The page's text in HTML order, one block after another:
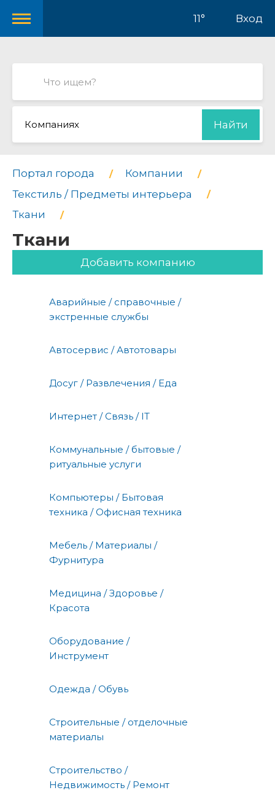
11° Вход
Компаниях Найти
Портал города
Компании
Текстиль / Предметы интерьера
Ткани
Ткани
Добавить компанию
Аварийные / справочные /
экстренные службы
Автосервис / Автотовары
Досуг / Развлечения / Еда
Интернет / Связь / IT
Коммунальные / бытовые /
ритуальные услуги
Компьютеры / Бытовая
техника / Офисная техника
Мебель / Материалы /
Фурнитура
Медицина / Здоровье /
Красота
Оборудование /
Инструмент
Одежда / Обувь
Строительные / отделочные
материалы
Строительство /
Недвижимость / Ремонт